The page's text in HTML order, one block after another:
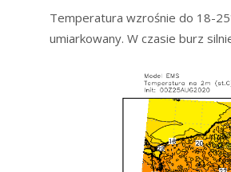
Temperatura wzrośnie do 18-
umiarkowany. W czasie burz